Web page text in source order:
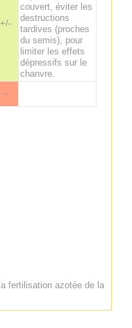
+/-
couvert, éviter les
destructions
tardives (proches
du semis), pour
limiter les effets
dépressifs sur le
chanvre.
--
fertilisation azotée de la